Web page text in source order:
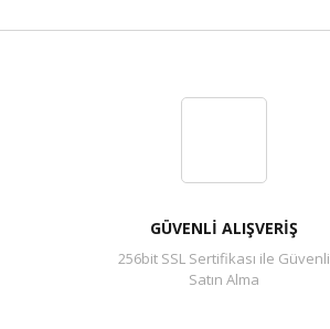
GÜVENLİ ALIŞVERİŞ
256bit SSL Sertifikası ile Güvenli
Satın Alma